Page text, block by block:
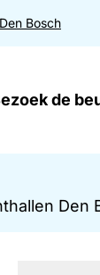
Den Bosch
de
Den